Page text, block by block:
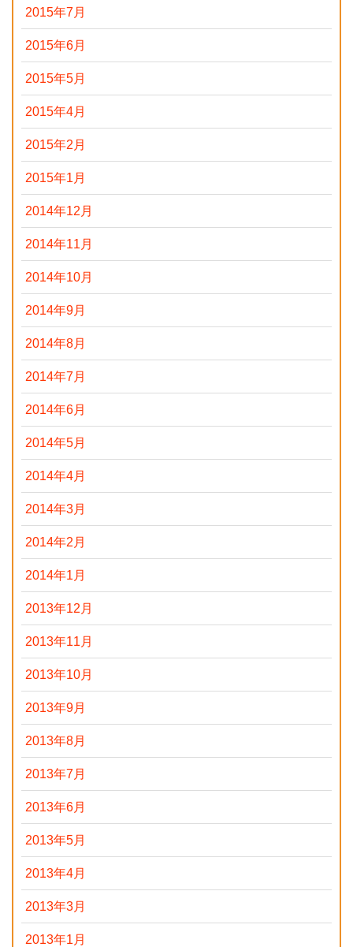
2015年7月
2015年6月
2015年5月
2015年4月
2015年2月
2015年1月
2014年12月
2014年11月
2014年10月
2014年9月
2014年8月
2014年7月
2014年6月
2014年5月
2014年4月
2014年3月
2014年2月
2014年1月
2013年12月
2013年11月
2013年10月
2013年9月
2013年8月
2013年7月
2013年6月
2013年5月
2013年4月
2013年3月
2013年1月